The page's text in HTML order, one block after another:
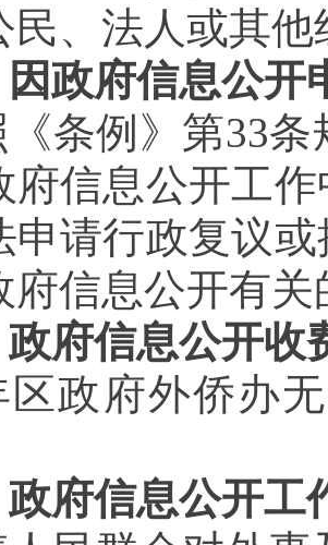
民、法人或其
因政府信息公
条例》第33条
府信息公开工
申请行政复议
府信息公开有
府信息公开收
区政府外侨办
政府信息公开工